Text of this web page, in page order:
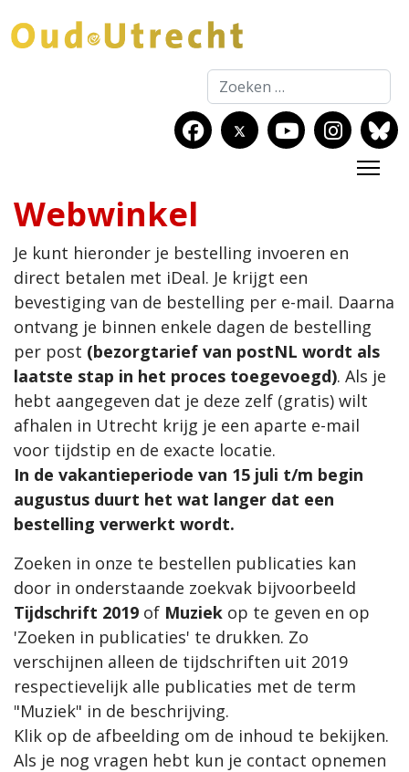
Zoeken
Webwinkel
Je kunt hieronder je bestelling invoeren en
direct betalen met iDeal. Je krijgt een
bevestiging van de bestelling per e-mail. Daarna
ontvang je binnen enkele dagen de bestelling
per post (bezorgtarief van postNL wordt als
laatste stap in het proces toegevoegd). Als je
hebt aangegeven dat je deze zelf (gratis) wilt
afhalen in Utrecht krijg je een aparte e-mail
voor tijdstip en de exacte locatie.
In de vakantieperiode van 15 juli t/m begin
augustus duurt het wat langer dat een
bestelling verwerkt wordt.
Zoeken in onze te bestellen publicaties kan
door in onderstaande zoekvak bijvoorbeeld
Tijdschrift 2019 of Muziek op te geven en op
'Zoeken in publicaties' te drukken. Zo
verschijnen alleen de tijdschriften uit 2019
respectievelijk alle publicaties met de term
"Muziek" in de beschrijving.
Klik op de afbeelding om de inhoud te bekijken.
Als je nog vragen hebt kun je contact opnemen